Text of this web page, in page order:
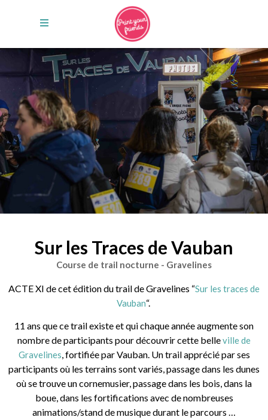
Sur les Traces de Vauban
Course de trail nocturne - Gravelines
ACTE XI de cet édition du trail de Gravelines “Sur les traces de
Vauban“.
11 ans que ce trail existe et qui chaque année augmente son
nombre de participants pour découvrir cette belleville de
Gravelines, fortifiée par Vauban. Un trail apprécié par ses
participants où les terrains sont variés, passage dans les dunes
où se trouve un cornemusier, passage dans les bois, dans la
boue, dans les fortifications avec de nombreuses
animations/stand de musique durant le parcours …